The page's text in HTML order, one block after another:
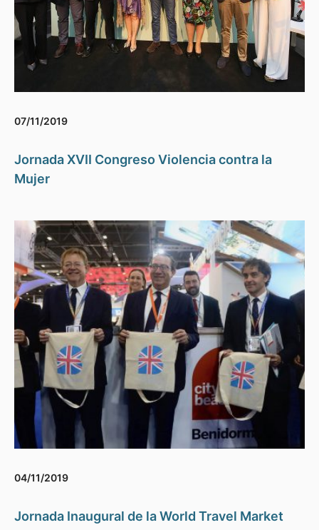
07/11/2019
Jornada XVII Congreso Violencia contra la
Mujer
04/11/2019
Jornada Inaugural de la World Travel Market